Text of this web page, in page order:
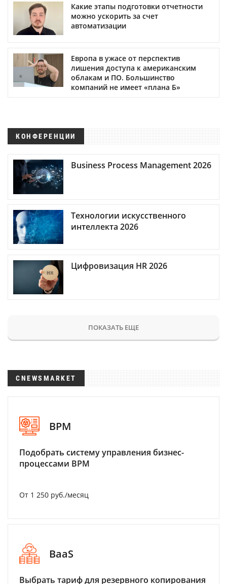
Какие этапы подготовки отчетности
можно ускорить за счет
автоматизации
Европа в ужасе от перспектив
лишения доступа к американским
облакам и ПО. Большинство
компаний не имеет «плана Б»
КОНФЕРЕНЦИИ
Business Process Management 2026
Технологии искусственного
интеллекта 2026
Цифровизация HR 2026
ПОКАЗАТЬ ЕЩЕ
CNEWSMARKET
BPM
Подобрать систему управления бизнес-
процессами BPM
От 1 250 руб./месяц
BaaS
Выбрать тариф для резервного копирования